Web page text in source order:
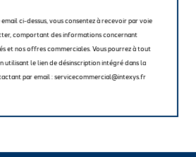
ci-dessus, vous consentez à recevoir par voie
comportant des informations concernant
et nos offres commerciales. Vous pourrez à tout
utilisant le lien de désinscription intégré dans la
par email : servicecommercial@intexys.fr